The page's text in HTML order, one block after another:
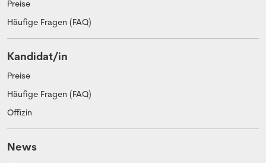
Preise
Häufige Fragen (FAQ)
Kandidat/in
Preise
Häufige Fragen (FAQ)
Offizin
News